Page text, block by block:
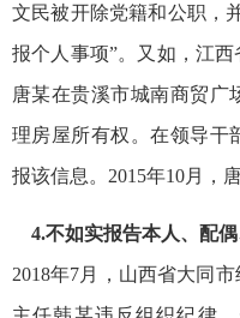
文民被开除党籍和公职，
报个人事项”。又如，江
唐某在贵溪市城南商贸广
理房屋所有权。在领导干
报该信息。2015年10月，
4.不如实报告本人、配
2018年7月，山西省大同